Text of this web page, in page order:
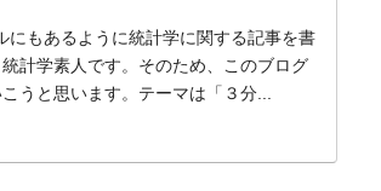
にもあるように統計学に関する記事を書
計学素人です。そのため、このブログ
うと思います。テーマは「３分...